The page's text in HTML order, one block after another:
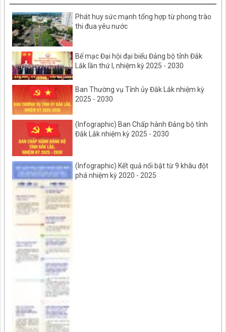
Phát huy sức mạnh tổng hợp từ phong trào
thi đua yêu nước
Bế mạc Đại hội đại biểu Đảng bộ tỉnh Đắk
Lắk lần thứ I, nhiệm kỳ 2025 - 2030
Ban Thường vụ Tỉnh ủy Đắk Lắk nhiệm kỳ
2025 - 2030
(Infographic) Ban Chấp hành Đảng bộ tỉnh
Đắk Lắk nhiệm kỳ 2025 - 2030
(Infographic) Kết quả nổi bật từ 9 khâu đột
phá nhiệm kỳ 2020 - 2025